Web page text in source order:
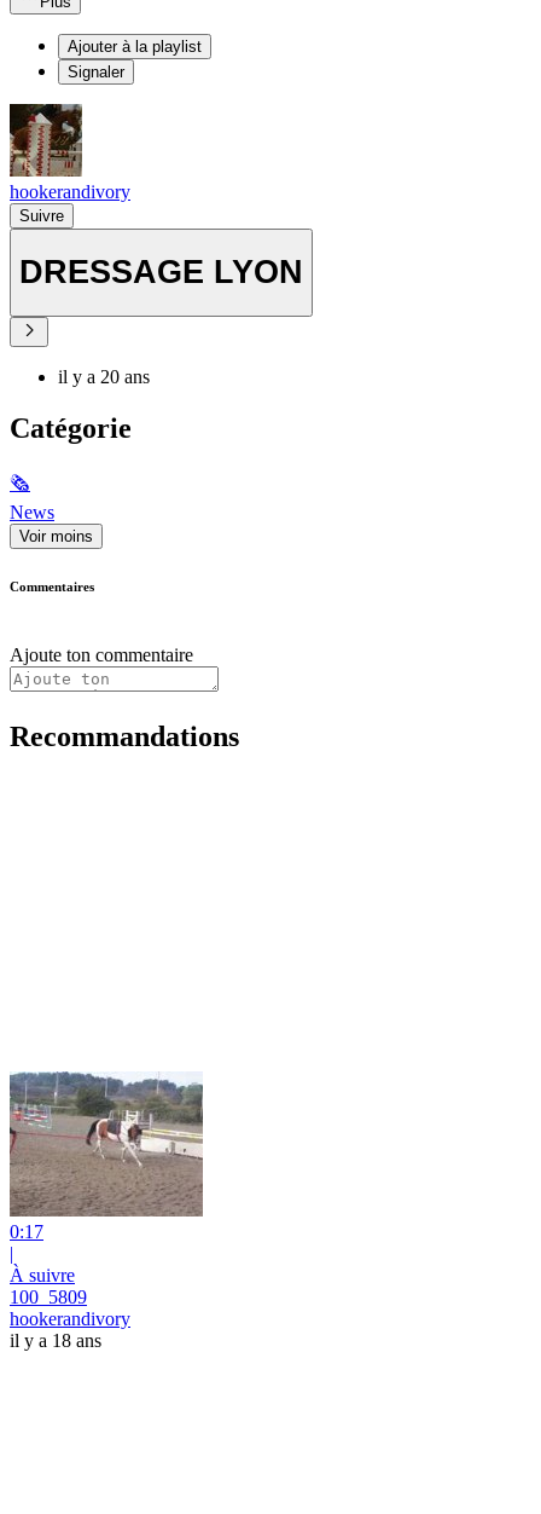
Ajouter à la playlist
Signaler
hookerandivory
Suivre
DRESSAGE LYON
il y a 20 ans
Catégorie
🗞
News
Voir moins
Commentaires
Ajoute ton commentaire
Recommandations
0:17
|
À suivre
100_5809
hookerandivory
il y a 18 ans